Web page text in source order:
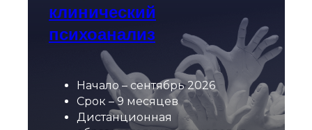
клинический
психоанализ
Начало – сентябрь 2026
Срок – 9 месяцев
Дистанционная